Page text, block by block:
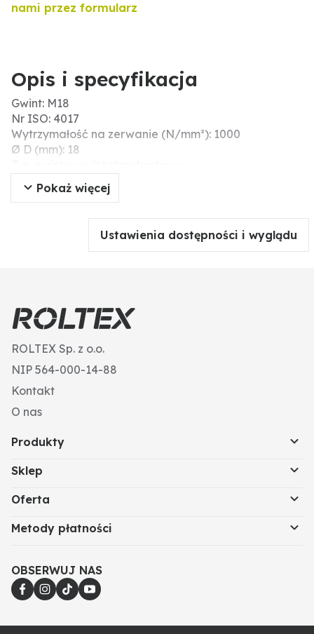
nami przez formularz
Opis i specyfikacja
Gwint: M18
Nr ISO: 4017
Wytrzymałość na zerwanie (N/mm²): 1000
Ø D (mm): 18
Powierzchnia: unbehandelt, roh
Długość (mm): 100
Typ: śruby z łbem sześciokątnym
Wytrzymałość: 10.9
Pokaż więcej
Ustawienia dostępności i wyglądu
ROLTEX Sp. z o.o.
NIP 564-000-14-88
Kontakt
O nas
Produkty
Sklep
Oferta
Metody płatności
OBSERWUJ NAS